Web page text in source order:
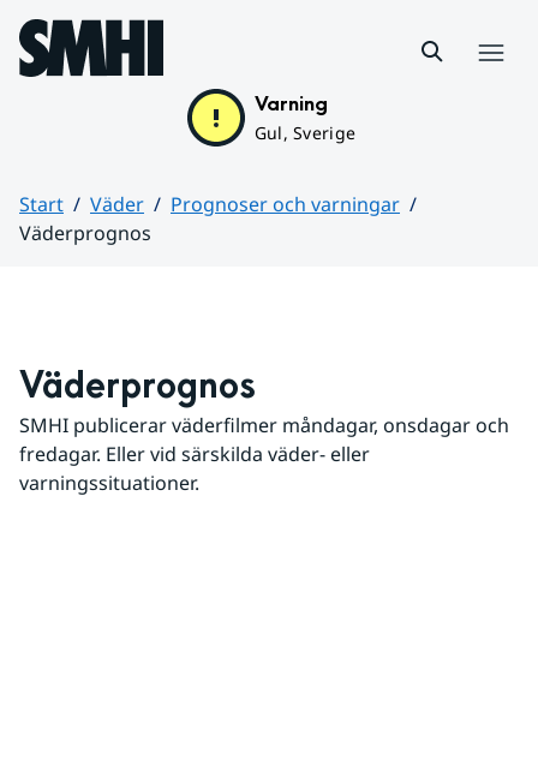
Hoppa till sidans innehåll
Varning
Gul, Sverige
Start Väder
Prognoser och varningar
Väderprognos
Väderprognos
SMHI publicerar väderfilmer måndagar, onsdagar och
fredagar. Eller vid särskilda väder- eller
varningssituationer.